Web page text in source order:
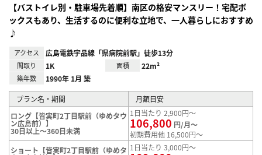
【バストイレ別・駐車場先着順】南区の格安マンスリー！宅配ボ
ックスもあり、生活するのに便利な立地で、一人暮らしにおすすめ
♪
アクセス 広島電鉄宇品線「県病院前駅」徒歩13分
間取り 1K 面積 22m²
築年数 1990年 1月 築
プラン名・期間
月額目安
ロング【皆実町2丁目駅前（ゆめタウ
ン広島前）】
30日以上～360日未満
1日当たり 2,900円～
106,800 円/月～
初期費用他 16,500円～
ショート【皆実町2丁目駅前（ゆめタ 1日当たり 3,000円～